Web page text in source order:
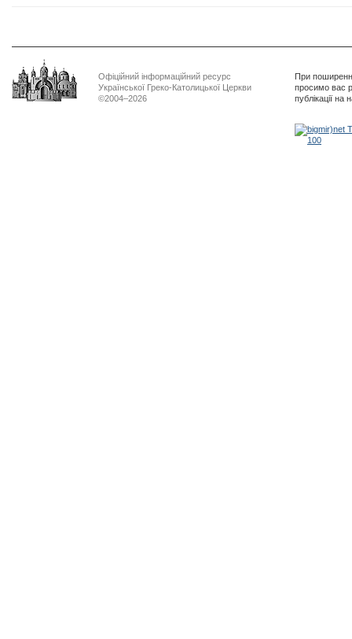
Офіційний інформаційний ресурс
Української Греко-Католицької Церкви
©2004–2026
При
просимо вас
публікації на